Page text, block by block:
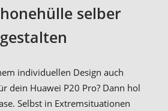
selber
gestalten
individuellen Design auch
dein Huawei P20 Pro? Dann hol
Selbst in Extremsituationen